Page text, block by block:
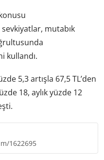
mutabık
kullandı.
5,3 artışla 67,5 TL’den
18, aylık yüzde 12
1622695